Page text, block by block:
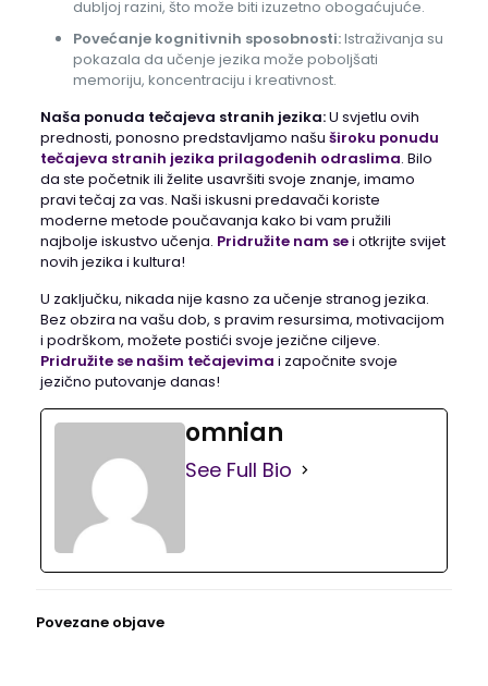
dubljoj razini, što može biti izuzetno obogaćujuće.
Povećanje kognitivnih sposobnosti:Istraživanja su
pokazala da učenje jezika može poboljšati
memoriju, koncentraciju i kreativnost.
Naša ponuda tečajeva stranih jezika:U svjetlu ovih
prednosti, ponosno predstavljamo našu široku ponudu
tečajeva stranih jezika prilagođenih odraslima. Bilo
da ste početnik ili želite usavršiti svoje znanje, imamo
pravi tečaj za vas. Naši iskusni predavači koriste
moderne metode poučavanja kako bi vam pružili
najbolje iskustvo učenja. Pridružite nam sei otkrijte svijet
novih jezika i kultura!
U zaključku, nikada nije kasno za učenje stranog jezika.
Bez obzira na vašu dob, s pravim resursima, motivacijom
i podrškom, možete postići svoje jezične ciljeve.
Pridružite se našim tečajevima i započnite svoje
jezično putovanje danas!
omnian
See Full Bio
Povezane objave